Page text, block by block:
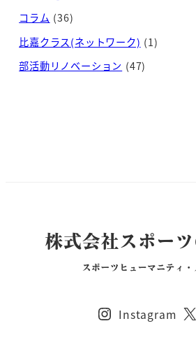
コラム (36)
比嘉クラス(ネットワーク) (1)
部活動リノベーション (47)
Instagram